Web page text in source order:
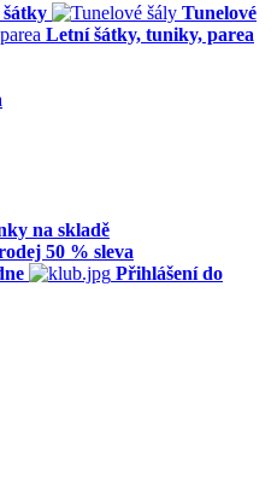
Tunelové
Letní šátky, tuniky, parea
na skladě
50 % sleva
Přihlášení do